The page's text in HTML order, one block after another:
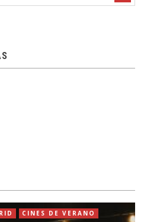
CINES DE VERANO